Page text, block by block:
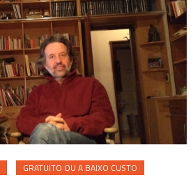
GRATUITO OU A BAIXO CUSTO